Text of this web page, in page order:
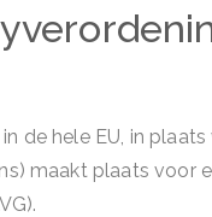
de hele EU, in
maakt plaats voor